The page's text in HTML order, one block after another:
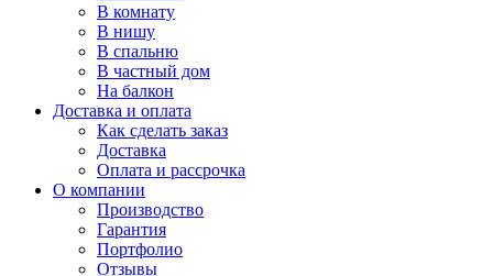
В комнату
В нишу
В спальню
В частный дом
На балкон
Доставка и оплата
Как сделать заказ
Доставка
Оплата и рассрочка
О компании
Производство
Гарантия
Портфолио
Отзывы